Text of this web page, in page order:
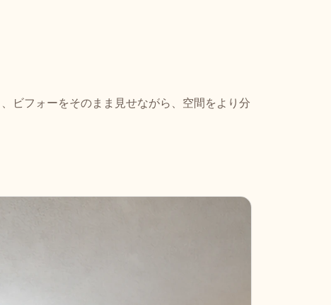
ビフォーをそのまま見せながら、空間をより分